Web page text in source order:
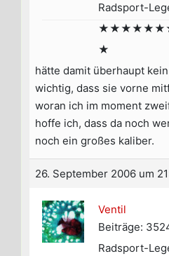
Radsport-
★
hätte damit überhaupt
wichtig, dass sie vorne
woran ich im moment
hoffe ich, dass da noch
noch ein großes kaliber.
26. September 2006 um
Ventil
Beiträge:
Radsport-